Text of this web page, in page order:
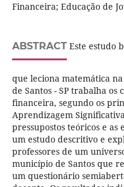
Financeira; Educação de
ABSTRACTEste estudo
que leciona matemática
de Santos - SP trabalha os
financeira, segundo os
Aprendizagem
pressupostos teóricos e as
um estudo descritivo e
professores de um
município de Santos que
um questionário